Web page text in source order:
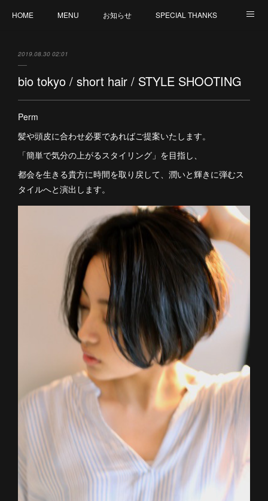
HOME MENU お知らせ SPECIAL THANKS
2019.08.30 02:01
bio tokyo / short hair / STYLE SHOOTING
Perm
髪や頭皮に合わせ必要であればご提案いたします。
「簡単で気分の上がるスタイリング」を目指し、
都会を生きる貴方に時間を取り戻して、潤いと輝きに弾むス
タイルへと演出します。